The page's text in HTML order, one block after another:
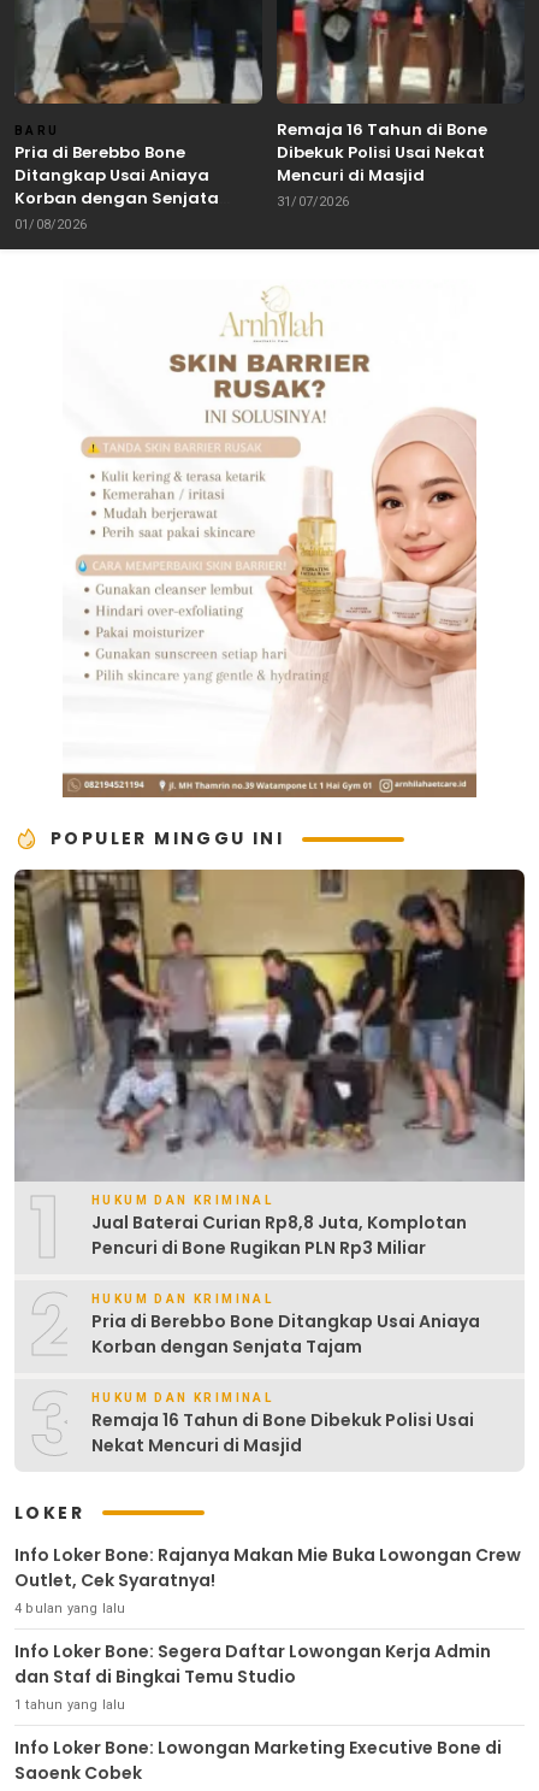
BARU
Pria di Berebbo Bone
Ditangkap Usai Aniaya
Korban dengan Senjata
Tajam
01/08/2026
Remaja 16 Tahun di Bone
Dibekuk Polisi Usai Nekat
Mencuri di Masjid
31/07/2026
POPULER MINGGU INI
1 HUKUM DAN KRIMINAL
Jual Baterai Curian Rp8,8 Juta, Komplotan
Pencuri di Bone Rugikan PLN Rp3 Miliar
2 HUKUM DAN KRIMINAL
Pria di Berebbo Bone Ditangkap Usai Aniaya
Korban dengan Senjata Tajam
3 HUKUM DAN KRIMINAL
Remaja 16 Tahun di Bone Dibekuk Polisi Usai
Nekat Mencuri di Masjid
LOKER
Info Loker Bone: Rajanya Makan Mie Buka Lowongan Crew
Outlet, Cek Syaratnya!
4 bulan yang lalu
Info Loker Bone: Segera Daftar Lowongan Kerja Admin
dan Staf di Bingkai Temu Studio
1 tahun yang lalu
Info Loker Bone: Lowongan Marketing Executive Bone di
Saoenk Cobek